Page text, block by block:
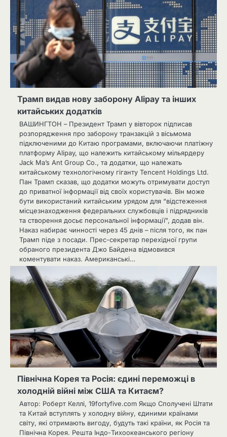
Трамп видав нову заборону Alipay та інших
китайських додатків
ВАШИНГТОН – Президент Трамп у вівторок підписав
розпорядження про заборону транзакцій з вісьмома
підключеними до Китаю програмами, включаючи платіжну
платформу Alipay, що належить китайському мільярдеру
Jack Ma’s Ant Group Co., та додатки, що належать
китайському технологічному гіганту Tencent Holdings Ltd.
Пан Трамп сказав, що додатки можуть отримувати доступ
до приватної інформації від своїх користувачів. Він може
бути використаний китайським урядом для “відстеження
місцезнаходження федеральних службовців і підрядників
та створення досьє персональної інформації”, додав він.
Наказ набирає чинності через 45 днів – після того, як пан
Трамп піде з посади. Прес-секретар перехідної групи
обраного президента Джо Байдена відмовився
коментувати наказ. Американські…
Північна Корея та Росія: єдині переможці в
холодній війні між США та Китаєм?
Автор: Роберт Келлі, 19fortyfive.com Якщо Сполучені Штати
та Китай вступлять у холодну війну, єдиними країнами
світу, які отримають вигоду, будуть такі країни, як Росія та
Північна Корея. Решта Індо-Тихоокеанського регіону